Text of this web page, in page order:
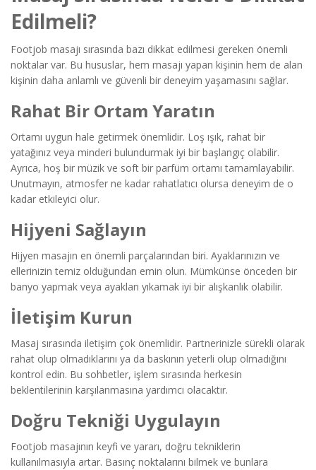
Edilmeli?
Footjob masajı sırasında bazı dikkat edilmesi gereken önemli
noktalar var. Bu hususlar, hem masajı yapan kişinin hem de alan
kişinin daha anlamlı ve güvenli bir deneyim yaşamasını sağlar.
Rahat Bir Ortam Yaratın
Ortamı uygun hale getirmek önemlidir. Loş ışık, rahat bir
yatağınız veya minderi bulundurmak iyi bir başlangıç olabilir.
Ayrıca, hoş bir müzik ve soft bir parfüm ortamı tamamlayabilir.
Unutmayın, atmosfer ne kadar rahatlatıcı olursa deneyim de o
kadar etkileyici olur.
Hijyeni Sağlayın
Hijyen masajın en önemli parçalarından biri. Ayaklarınızın ve
ellerinizin temiz olduğundan emin olun. Mümkünse önceden bir
banyo yapmak veya ayakları yıkamak iyi bir alışkanlık olabilir.
İletişim Kurun
Masaj sırasında iletişim çok önemlidir. Partnerinizle sürekli olarak
rahat olup olmadıklarını ya da baskının yeterli olup olmadığını
kontrol edin. Bu sohbetler, işlem sırasında herkesin
beklentilerinin karşılanmasına yardımcı olacaktır.
Doğru Tekniği Uygulayın
Footjob masajının keyfi ve yararı, doğru tekniklerin
kullanılmasıyla artar. Basınç noktalarını bilmek ve bunlara